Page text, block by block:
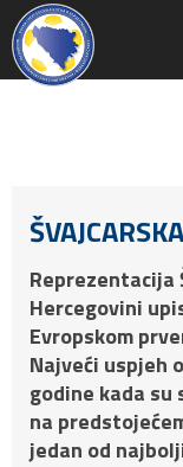
ŠVAJCARSKA
Reprezentacija
Hercegovini
Evropskom
Najveći uspjeh
godine kada
na
jedan od